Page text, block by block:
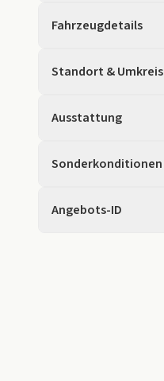
Fahrzeugdetails
Standort & Umkreis
Ausstattung
Sonderkonditionen
Angebots-ID